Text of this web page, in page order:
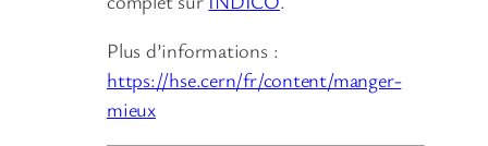
Plus d’informations :
https://hse.cern/fr/content/manger-
mieux